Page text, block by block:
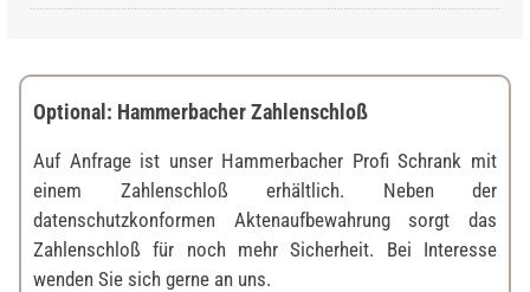
Optional: Hammerbacher Zahlenschloß
Auf Anfrage ist unser Hammerbacher Profi Schrank mit
einem Zahlenschloß erhältlich. Neben der
datenschutzkonformen Aktenaufbewahrung sorgt das
Zahlenschloß für noch mehr Sicherheit. Bei Interesse
wenden Sie sich gerne an uns.